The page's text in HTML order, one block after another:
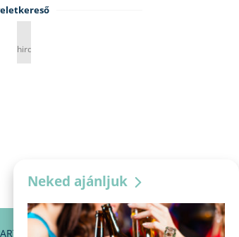
hirdetés
KAPCSOLAT
Neked ajánljuk